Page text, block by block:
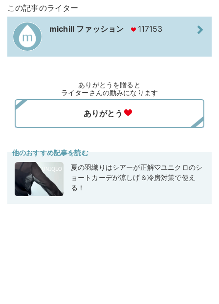
この記事のライター
michill ファッション 117153
ありがとうを贈ると
ライターさんの励みになります
他のおすすめ記事を読む
夏の羽織りはシアーが正解♡ユニクロのシ
ョートカーデが涼しげ＆冷房対策で使え
る！